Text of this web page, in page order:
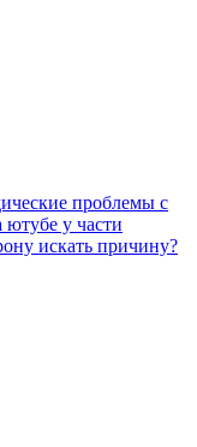
проблемы с
у части
искать причину?